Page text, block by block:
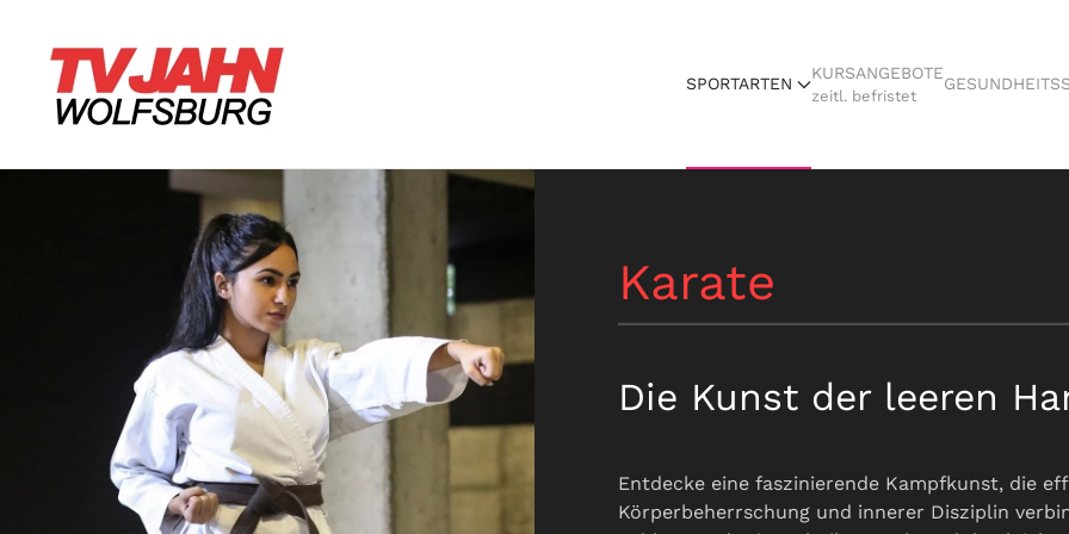
Zum Hauptinhalt springen
SPORTARTEN
KURSANGEBOTE
zeitl. befristet
Karate
Die Kunst der leeren
Entdecke eine faszinierende Kampfkunst, die
Körperbeherrschung und innerer Disziplin